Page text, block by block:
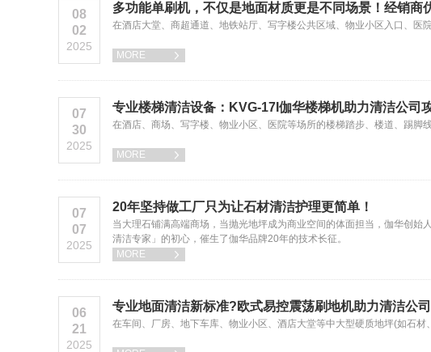
08
02
2025
多功能单刷机，不仅是地面材质更是不同场景！经销商
在酒店大堂、商超通道、地铁站厅、写字楼公共区域、物业小区入口、医
MORE 
07
30
2025
专业楼梯清洁设备：KVG-17I伽华楼梯机助力清洁公司
在酒店、商场、写字楼、物业小区、医院等场所的楼梯踏步、楼道、踢脚
MORE 
07
07
2025
20年坚持做工厂只为让石材清洁护理更简单！
当大理石铺满高端商场，当抛光地坪成为商业空间的体面担当，伽华创
清洁专家」的初心，催生了伽华品牌20年的技术长征。
MORE

06
21
2025
专业地面清洁新标准?欧式易控震荡刷地机助力清洁公
在车间、厂房、地下车库、物业小区、酒店大堂等中大型硬质地坪(如石